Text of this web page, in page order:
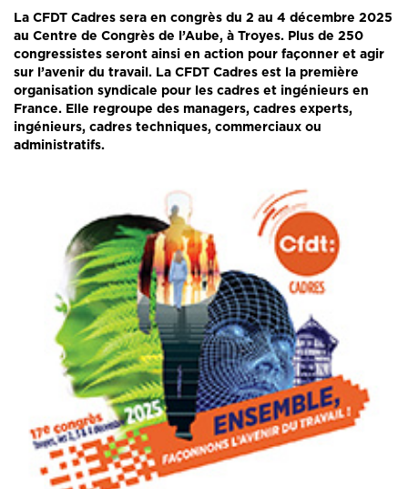
La CFDT Cadres sera en congrès du 2 au 4 décembre 2025
au Centre de Congrès de l’Aube, à Troyes. Plus de 250
congressistes seront ainsi en action pour façonner et agir
sur l’avenir du travail. La CFDT Cadres est la première
organisation syndicale pour les cadres et ingénieurs en
France. Elle regroupe des managers, cadres experts,
ingénieurs, cadres techniques, commerciaux ou
administratifs.